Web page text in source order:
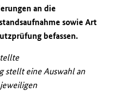
an die
sowie Art
befassen.
stellt eine Auswahl an